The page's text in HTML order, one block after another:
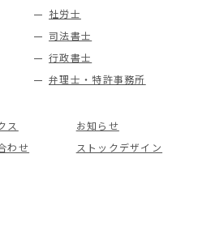
社労士
司法書士
行政書士
弁理士・特許事務所
ス
お知らせ
わせ ストックデザイン